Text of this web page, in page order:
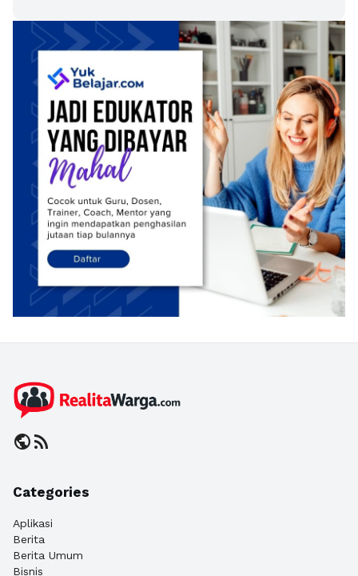
publicrss_feed
Categories
Aplikasi
Berita
Berita Umum
Bisnis